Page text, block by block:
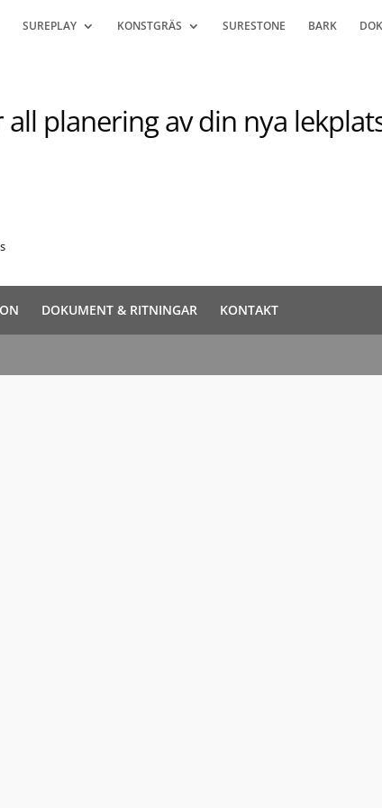
SUREPLAY KONSTGRÄS SURESTONE BARK
planering av din nya
DOKUMENT & RITNINGAR KONTAKT